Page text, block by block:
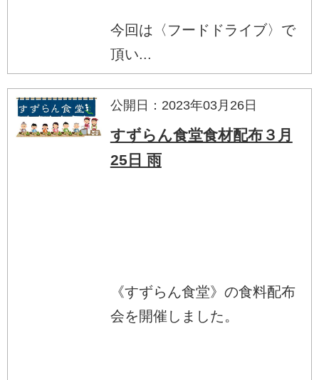
今回は〈フードドライブ〉で
頂い...
公開日：2023年03月26日
すずらん食堂食材配布３月
25日 雨
《すずらん食堂》の食料配布
会を開催しました。